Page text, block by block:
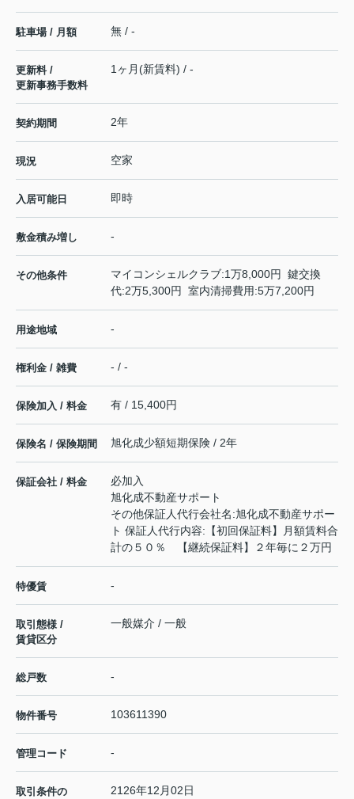
駐車場 / 月額 無 / -
更新料 /
更新事務手数料
1ヶ月(新賃料) / -
契約期間 2年
現況 空家
入居可能日 即時
敷金積み増し -
その他条件
マイコンシェルクラブ:1万8,000円 鍵交換
代:2万5,300円 室内清掃費用:5万7,200円
用途地域 -
権利金 / 雑費 - / -
保険加入 / 料金 有 / 15,400円
保険名 / 保険期間 旭化成少額短期保険 / 2年
保証会社 / 料金
必加入
旭化成不動産サポート
その他保証人代行会社名:旭化成不動産サポー
ト 保証人代行内容:【初回保証料】月額賃料合
計の５０％ 【継続保証料】２年毎に２万円
特優賃 -
取引態様 /
賃貸区分
一般媒介 / 一般
総戸数 -
物件番号 103611390
管理コード -
取引条件の
2126年12月02日